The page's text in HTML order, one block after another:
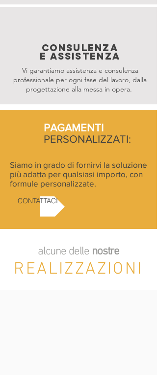
CONSULENZA
E ASSISTENZA
Vi garantiamo assistenza e consulenza
professionale per ogni fase del lavoro, dalla
progettazione alla messa in opera.
PAGAMENTI
PERSONALIZZATI:
Siamo in grado di fornirvi la soluzione
più adatta per qualsiasi importo, con
formule personalizzate.
CONTATTACI
alcune delle nostre
REALIZZAZIONI